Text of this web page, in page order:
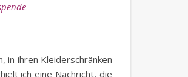
in ihren Kleiderschränken
ich eine Nachricht, die